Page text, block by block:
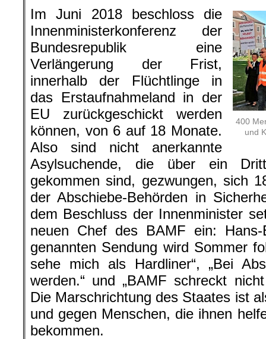
400
und
Im Juni 2018 beschloss die
Innenministerkonferenz der
Bundesrepublik eine
Verlängerung der Frist,
innerhalb der Flüchtlinge in
das Erstaufnahmeland in der
EU zurückgeschickt werden
können, von 6 auf 18 Monate.
Also sind nicht anerkannte
Asylsuchende, die über ein
gekommen sind, gezwungen, sich
der Abschiebe-Behörden in
dem Beschluss der Innenminister
neuen Chef des BAMF ein:
genannten Sendung wird Sommer
sehe mich als Hardliner“, „Bei
werden.“ und „BAMF schreckt
Die Marschrichtung des Staates ist
und gegen Menschen, die ihnen
bekommen.